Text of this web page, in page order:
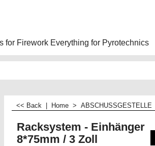
for Firework Everything for Pyrotechnics
<< Back Home > ABSCHUSSGESTELLE
Racksystem - Einhänger
8*75mm / 3 Zoll